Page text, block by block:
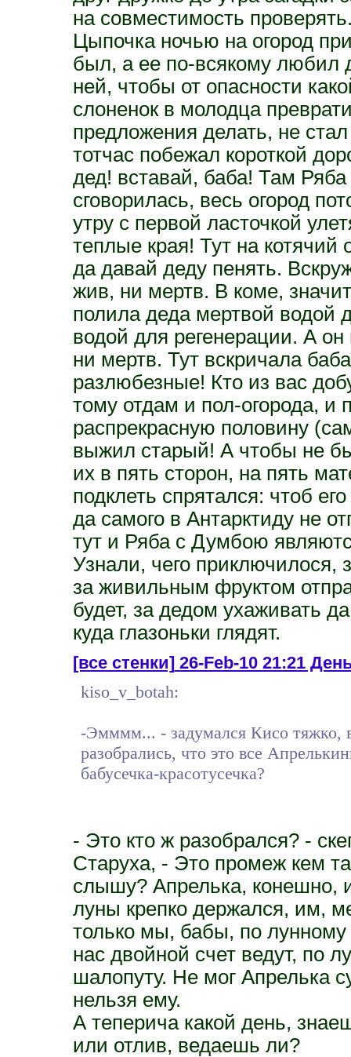
на совместимость
Цыпочка ночью на огород
был, а ее по-всякому любил
ней, чтобы от опасности
слоненок в молодца
предложения делать, не
тотчас побежал короткой
дед! вставай, баба! Там
сговорилась, весь огород
утру с первой ласточкой
теплые края! Тут на котячий
да давай деду пенять.
жив, ни мертв. В коме,
полила деда мертвой водой
водой для регенерации. А
ни мертв. Тут вскричала
разлюбезные! Кто из вас
тому отдам и пол-огорода,
распрекрасную половину
выжил старый! А чтобы не
их в пять сторон, на пять
подклеть спрятался: чтоб
да самого в Антарктиду не
тут и Ряба с Думбою
Узнали, чего
за живильным фруктом
будет, за дедом ухаживать
куда глазоньки глядят.
[все стенки]26-Feb-10 21:21
kiso_v_botah:
-Эмммм... - задумался Кисо тяжко,
разобрались, что это все
бабусечка-красотусечка?
- Это кто ж разобрался? -
Старуха, - Это промеж кем
слышу? Апрелька, конешно,
луны крепко держался, им,
только мы, бабы, по
нас двойной счет ведут, по
шалопуту. Не мог Апрелька
нельзя ему.
А теперича какой день,
или отлив, ведаешь ли?